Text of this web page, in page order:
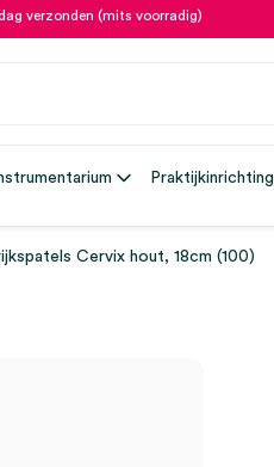
verzonden (mits voorradig)
Praktijkinrichting
Cervix hout, 18cm (100)